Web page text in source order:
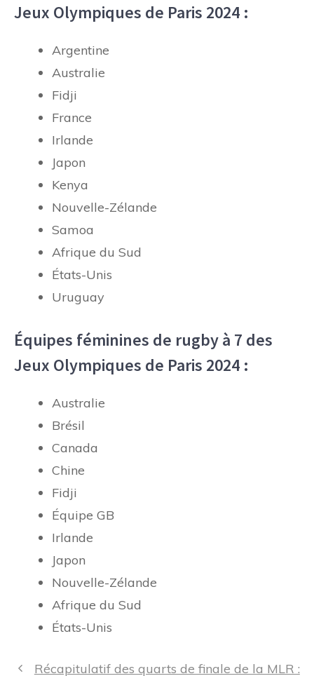
Jeux Olympiques de Paris 2024 :
Argentine
Australie
Fidji
France
Irlande
Japon
Kenya
Nouvelle-Zélande
Samoa
Afrique du Sud
États-Unis
Uruguay
Équipes féminines de rugby à 7 des
Jeux Olympiques de Paris 2024 :
Australie
Brésil
Canada
Chine
Fidji
Équipe GB
Irlande
Japon
Nouvelle-Zélande
Afrique du Sud
États-Unis
Navigation
Récapitulatif des quarts de finale de la MLR :